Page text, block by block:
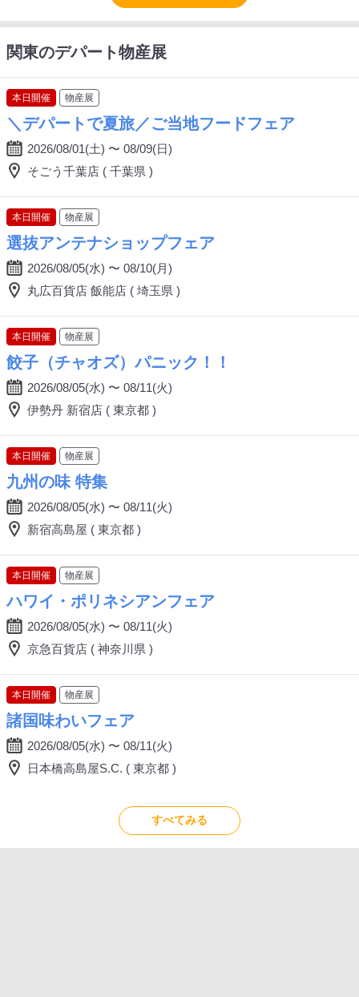
関東のデパート物産展
本日開催 物産展
＼デパートで夏旅／ご当地フードフェア
2026/08/01(土) 〜 08/09(日)
そごう千葉店 ( 千葉県 )
本日開催 物産展
選抜アンテナショップフェア
2026/08/05(水) 〜 08/10(月)
丸広百貨店 飯能店 ( 埼玉県 )
本日開催 物産展
餃子（チャオズ）パニック！！
2026/08/05(水) 〜 08/11(火)
伊勢丹 新宿店 ( 東京都 )
本日開催 物産展
九州の味 特集
2026/08/05(水) 〜 08/11(火)
新宿高島屋 ( 東京都 )
本日開催 物産展
ハワイ・ポリネシアンフェア
2026/08/05(水) 〜 08/11(火)
京急百貨店 ( 神奈川県 )
本日開催 物産展
諸国味わいフェア
2026/08/05(水) 〜 08/11(火)
日本橋高島屋S.C. ( 東京都 )
すべてみる